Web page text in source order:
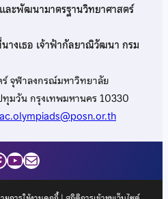
ละพัฒนามาตรฐานวิทยาศาสตร์
างเธอ เจ้าฟ้ากัลยาณิวัฒนา กรม
จุฬาลงกรณ์มหาวิทยาลัย
มวัน กรุงเทพมหานคร 10330
ac.olympiads@posn.or.th
YouTube
Mail